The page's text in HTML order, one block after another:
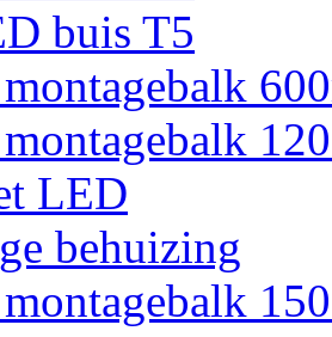
buis T5
LED
behuizing